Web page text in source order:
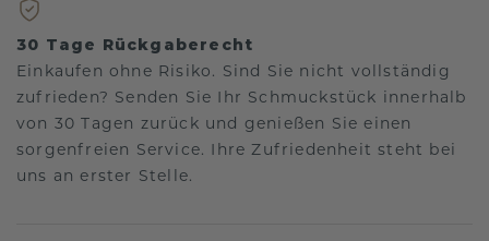
30 Tage Rückgaberecht
Einkaufen ohne Risiko. Sind Sie nicht vollständig
zufrieden? Senden Sie Ihr Schmuckstück innerhalb
von 30 Tagen zurück und genießen Sie einen
sorgenfreien Service. Ihre Zufriedenheit steht bei
uns an erster Stelle.